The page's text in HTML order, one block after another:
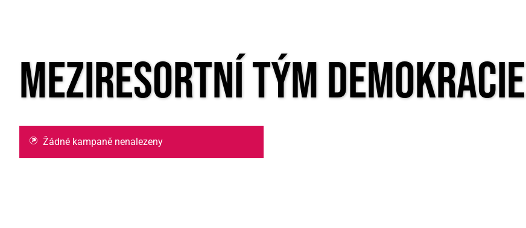
Meziresortní tým Demokracie
Žádné kampaně nenalezeny